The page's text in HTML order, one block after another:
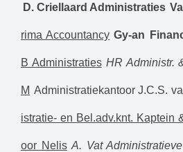
D. Criellaard Administraties
rima Accountancy Gy-an
B Administraties HR Administr.
M Administratiekantoor J.C.S.
istratie- en Bel.adv.knt. Kaptein
oor Nelis A. Vat